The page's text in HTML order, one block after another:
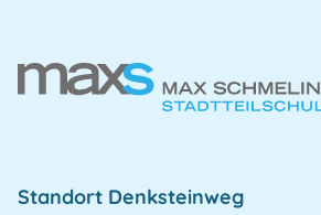
Standort Denksteinweg